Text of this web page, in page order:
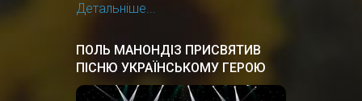
Детальніше...
ПОЛЬ МАНОНДІЗ ПРИСВЯТИВ
ПІСНЮ УКРАЇНСЬКОМУ ГЕРОЮ
ВАСИЛЮ СЛІПАКУ "ВИРУШАЛИ